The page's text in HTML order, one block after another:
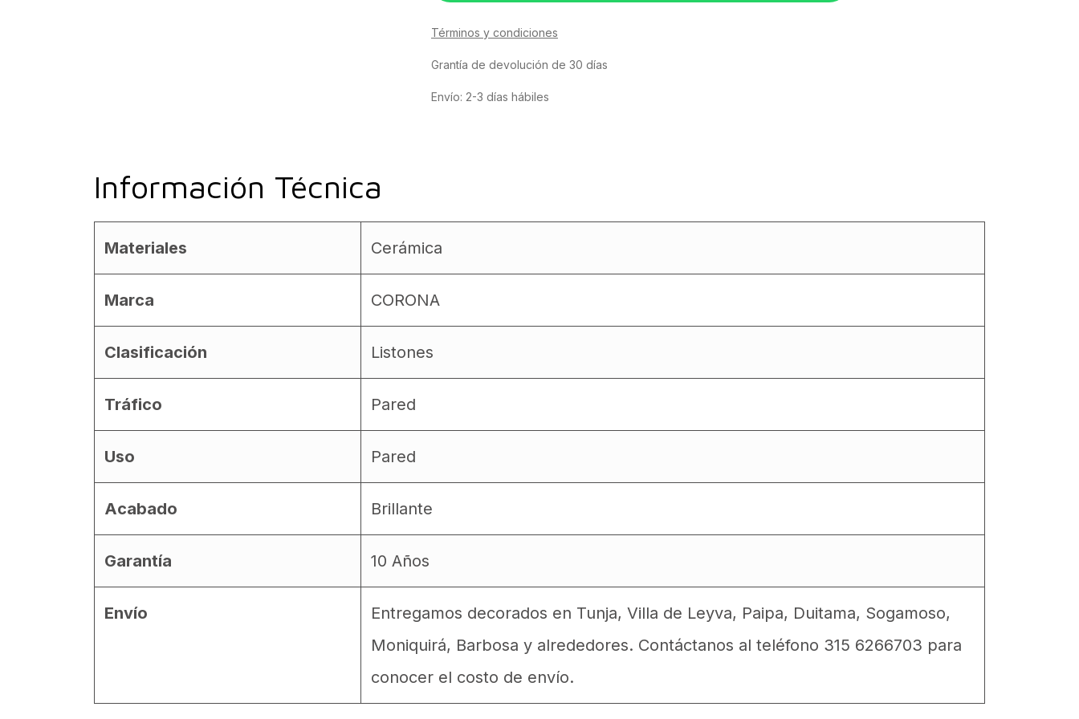
Términos y condiciones
Grantía de devolución de 30 días
Envío: 2-3 días hábiles
Información Técnica
Materiales Cerámica
Marca CORONA
Clasificación Listones
Tráfico Pared
Uso Pared
Acabado Brillante
Garantía 10 Años
Envío
Entregamos decorados en Tunja, Villa de Leyva, Paipa, Duitama, Sogamoso,
Moniquirá, Barbosa y alrededores. Contáctanos al teléfono 315 6266703 para
conocer el costo de envío.